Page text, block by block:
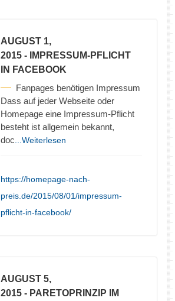
AUGUST 1,
2015 - IMPRESSUM-PFLICHT
IN FACEBOOK
Fanpages benötigen Impressum
Dass auf jeder Webseite oder
Homepage eine Impressum-Pflicht
besteht ist allgemein bekannt,
doc ...Weiterlesen
https://homepage-nach-
preis.de/2015/08/01/impressum-
pflicht-in-facebook/
AUGUST 5,
2015 - PARETOPRINZIP IM